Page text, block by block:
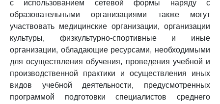
с использованием сетевой формы наряду с
образовательными организациями также могут
участвовать медицинские организации, организации
культуры, физкультурно-спортивные и иные
организации, обладающие ресурсами, необходимыми
для осуществления обучения, проведения учебной и
производственной практики и осуществления иных
видов учебной деятельности, предусмотренных
программой подготовки специалистов среднего